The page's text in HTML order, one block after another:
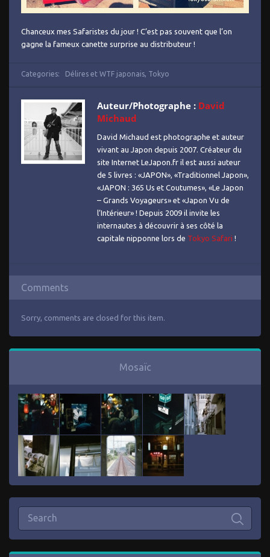
Chanceux mes Safaristes du jour ! C’est pas souvent que l’on
gagne la fameux canette surprise au distributeur !
Categories: Délires et WTF japonais, Tokyo
Auteur/Photographe : David
Michaud
David Michaud est photographe et auteur
vivant au Japon depuis 2007. Créateur du
site Internet LeJapon.fr il est aussi auteur
de 5 livres : «JAPON», «Traditionnel Japon»,
«JAPON : 365 Us et Coutumes», «Le Japon
– Grands Voyageurs» et «Japon Vu de
l’Intérieur» ! Depuis 2009 il invite les
internautes à découvrir à ses côté la
capitale nipponne lors de Tokyo Safari !
Comments
Sorry, comments are closed for this item.
Mosaïc